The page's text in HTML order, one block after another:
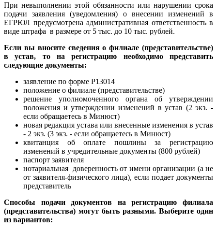
При невыполнении этой обязанности или нарушении срока
подачи заявления (уведомления) о внесении изменений в
ЕГРЮЛ предусмотрена административная ответственность в
виде штрафа в размере от 5 тыс. до 10 тыс. рублей.
Если вы вносите сведения о филиале (представительстве)
в устав, то на регистрацию необходимо представить
следующие документы:
заявление по форме Р13014
положение о филиале (представительстве)
решение уполномоченного органа об утверждении
положения и утверждении изменений в устав (2 экз. -
если обращаетесь в Минюст)
новая редакция устава или внесенные изменения в устав
- 2 экз. (3 экз. - если обращаетесь в Минюст)
квитанция об оплате пошлины за регистрацию
изменений в учредительные документы (800 рублей)
паспорт заявителя
нотариальная доверенность от имени организации (а не
от заявителя-физического лица), если подает документы
представитель
Способы подачи документов на регистрацию филиала
(представительства) могут быть разными. Выберите один
из вариантов: